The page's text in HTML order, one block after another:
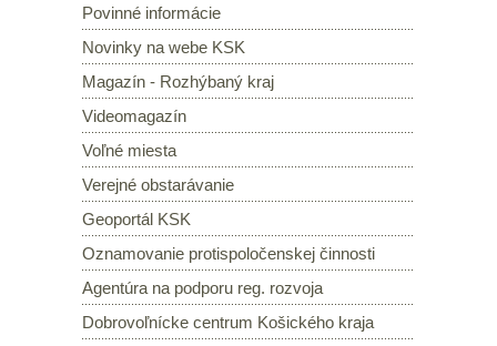
Povinné informácie
Novinky na webe KSK
Magazín - Rozhýbaný kraj
Videomagazín
Voľné miesta
Verejné obstarávanie
Geoportál KSK
Oznamovanie protispoločenskej činnosti
Agentúra na podporu reg. rozvoja
Dobrovoľnícke centrum Košického kraja